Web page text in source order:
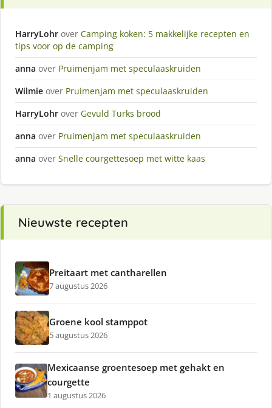
HarryLohr over Camping koken: 5 makkelijke recepten en
tips voor op de camping
anna over Pruimenjam met speculaaskruiden
Wilmie over Pruimenjam met speculaaskruiden
HarryLohr over Gevuld Turks brood
anna over Pruimenjam met speculaaskruiden
anna over Snelle courgettesoep met witte kaas
Nieuwste recepten
Preitaart met cantharellen
7 augustus 2026
Groene kool stamppot
5 augustus 2026
Mexicaanse groentesoep met gehakt en
courgette
1 augustus 2026